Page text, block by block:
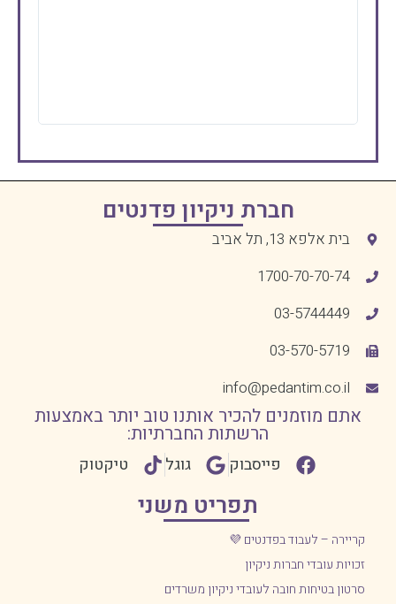
חברת ניקיון פדנטים
בית אלפא 13, תל אביב
1700-70-70-74
03-5744449
03-570-5719
info@pedantim.co.il
אתם מוזמנים להכיר אותנו טוב יותר באמצעות
הרשתות החברתיות:
פייסבוק גוגל טיקטוק
תפריט משני
קריירה – לעבוד בפדנטים 💜
זכויות עובדי חברות ניקיון
סרטון בטיחות חובה לעובדי ניקיון משרדים